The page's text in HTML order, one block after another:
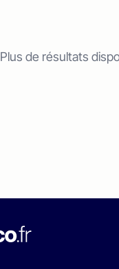
Plus de résultats